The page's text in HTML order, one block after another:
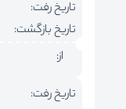
تاریخ رفت:
تاریخ بازگشت:
از:
تاریخ رفت: